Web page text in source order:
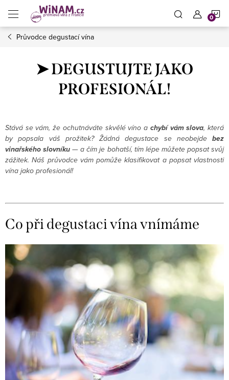
obsah
Průvodce degustací vína
➤ DEGUSTUJTE JAKO
PROFESIONÁL!
Stává se vám, že ochutnáváte skvělé víno a chybí vám slova, která
by popsala váš prožitek? Žádná degustace se neobejde bez
vinařského slovníku— a čím je bohatší, tím lépe můžete popsat svůj
zážitek. Náš průvodce vám pomůže klasifikovat a popsat vlastnosti
vína jako profesionál!
Co při degustaci vína vnímáme